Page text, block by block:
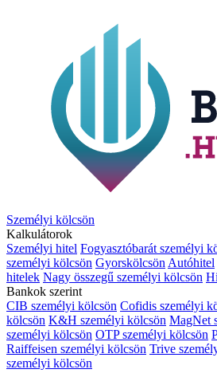
Személyi kölcsön
Kalkulátorok
Személyi hitel Fogyasztóbarát személyi
személyi kölcsön Gyorskölcsön Autóhitel
hitelek Nagy összegű személyi kölcsön
Bankok szerint
CIB személyi kölcsön Cofidis személyi
kölcsön K&H személyi kölcsön MagNet
személyi kölcsön OTP személyi kölcsön
Raiffeisen személyi kölcsön Trive
személyi kölcsön